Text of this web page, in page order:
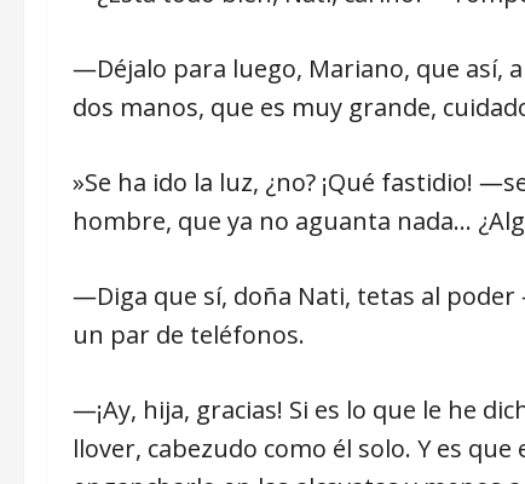
―Déjalo para luego, Mariano, que así,
dos manos, que es muy grande,
»Se ha ido la luz, ¿no? ¡Qué fastidio!
hombre, que ya no aguanta nada…
―Diga que sí, doña Nati, tetas al
un par de teléfonos.
―¡Ay, hija, gracias! Si es lo que le he
llover, cabezudo como él solo. Y es